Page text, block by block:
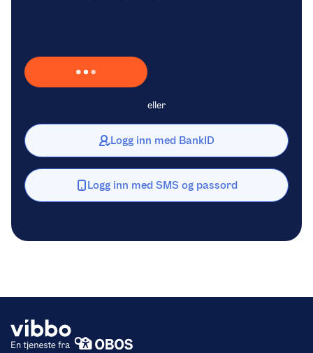
Laster inn Vipps …
eller
Logg inn med BankID
Logg inn med SMS og passord